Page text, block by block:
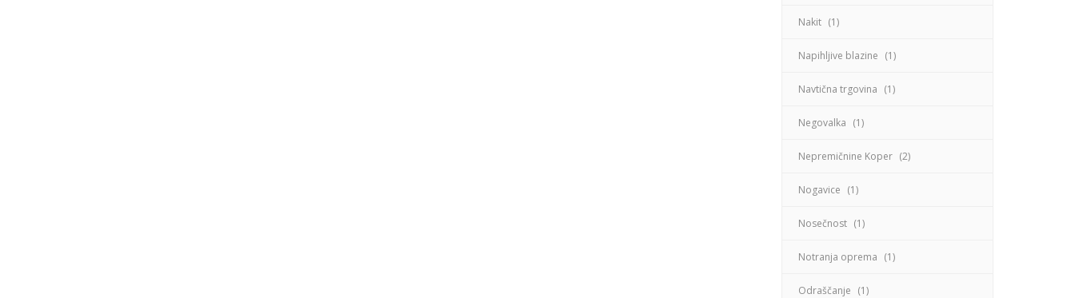
Nakit (1)
Napihljive blazine (1)
Navtična trgovina (1)
Negovalka (1)
Nepremičnine Koper (2)
Nogavice (1)
Nosečnost (1)
Notranja oprema (1)
Odraščanje (1)